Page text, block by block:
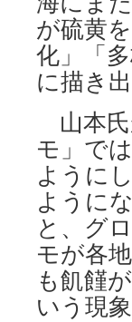
が硫黄
化」「
に描き
山本
モ」で
ように
ように
と、グ
モが各
も飢饉
いう現